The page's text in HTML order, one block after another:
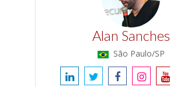
Alan Sanches
São Paulo/SP